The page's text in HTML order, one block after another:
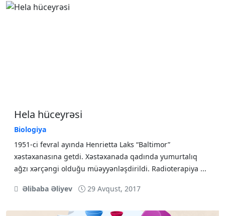
Hela hüceyrəsi
Biologiya
1951-ci fevral ayında Henrietta Laks “Baltimor”
xəstəxanasına getdi. Xəstəxanada qadında yumurtalıq
ağzı xərçəngi olduğu müəyyənləşdirildi. Radioterapiya ...
Əlibaba Əliyev 29 Avqust, 2017